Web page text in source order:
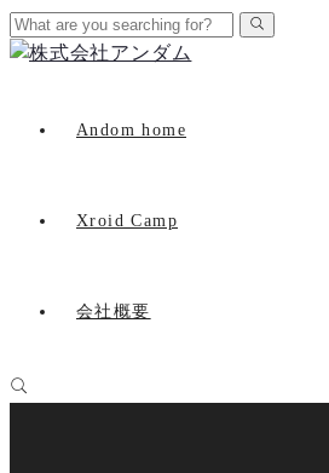
Andom home
Xroid Camp
会社概要